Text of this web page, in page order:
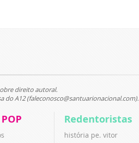
direito autoral.
A12 (faleconosco@santuarionacional.com).
Redentoristas
história pe. vitor